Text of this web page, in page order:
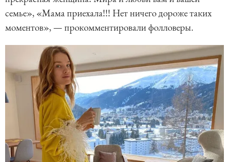
семье», «Мама приехала!!! Нет ничего дороже таких
моментов», — прокомментировали фолловеры.